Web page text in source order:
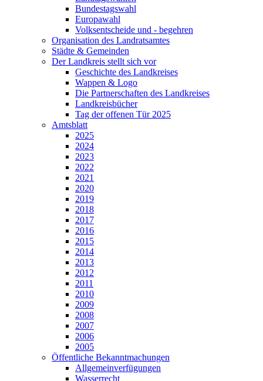
Bundestagswahl
Europawahl
Volksentscheide und - begehren
Organisation des Landratsamtes
Städte & Gemeinden
Der Landkreis stellt sich vor
Geschichte des Landkreises
Wappen & Logo
Die Partnerschaften des Landkreises
Landkreisbücher
Tag der offenen Tür 2025
Amtsblatt
2025
2024
2023
2022
2021
2020
2019
2018
2017
2016
2015
2014
2013
2012
2011
2010
2009
2008
2007
2006
2005
Öffentliche Bekanntmachungen
Allgemeinverfügungen
Wasserrecht